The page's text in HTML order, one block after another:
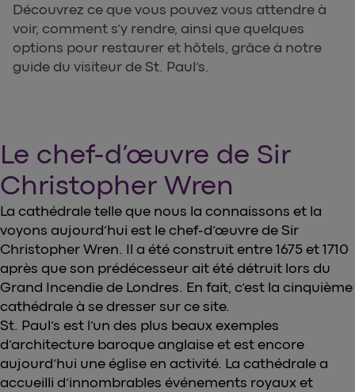
Découvrez ce que vous pouvez vous attendre à
voir, comment s’y rendre, ainsi que quelques
options pour restaurer et hôtels, grâce à notre
guide du visiteur de St. Paul’s.
Le chef-d’œuvre de Sir
Christopher Wren
La cathédrale telle que nous la connaissons et la
voyons aujourd’hui est le chef-d’œuvre de Sir
Christopher Wren. Il a été construit entre 1675 et 1710
après que son prédécesseur ait été détruit lors du
Grand Incendie de Londres. En fait, c’est la cinquième
cathédrale à se dresser sur ce site.
St. Paul’s est l’un des plus beaux exemples
d’architecture baroque anglaise et est encore
aujourd’hui une église en activité. La cathédrale a
accueilli d’innombrables événements royaux et